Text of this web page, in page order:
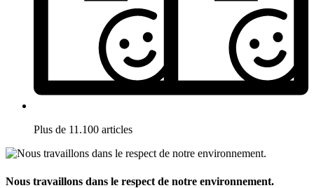
Plus de 11.100 articles
Nous travaillons dans le respect de notre environnement.